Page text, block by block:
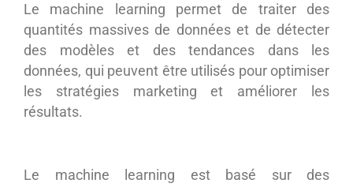
Le machine learning permet de traiter des
quantités massives de données et de détecter
des modèles et des tendances dans les
données, qui peuvent être utilisés pour optimiser
les stratégies marketing et améliorer les
résultats.
Le machine learning est basé sur des